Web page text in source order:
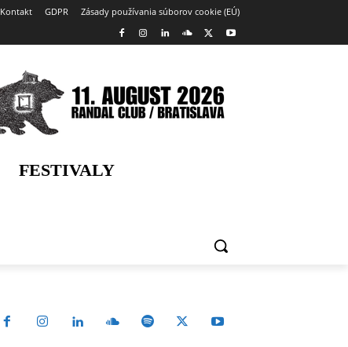
Kontakt GDPR Zásady používania súborov cookie (EÚ)
FESTIVALY